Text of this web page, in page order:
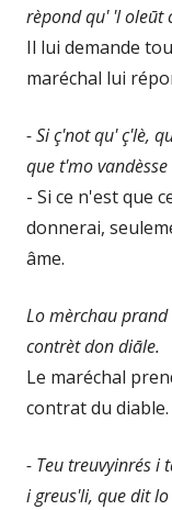
rèpond qu' 'l oleūt
Il lui demande
maréchal lui
- Si ç'not qu' ç'lè,
que t'mo
- Si ce n'est que
donnerai,
âme.
Lo mèrchau prand
contrèt don diāle.
Le maréchal
contrat du diable.
- Teu treuvyinrés i
i greus'li, que dit